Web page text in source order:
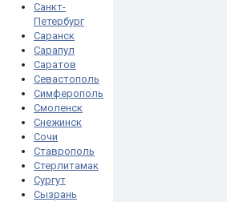
Санкт-
Петербург
Саранск
Сарапул
Саратов
Севастополь
Симферополь
Смоленск
Снежинск
Сочи
Ставрополь
Стерлитамак
Сургут
Сызрань